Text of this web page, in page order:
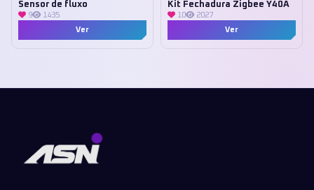
Sensor de fluxo
9
1435
Ver
Kit Fechadura Zigbee Y40A
10
2027
Ver